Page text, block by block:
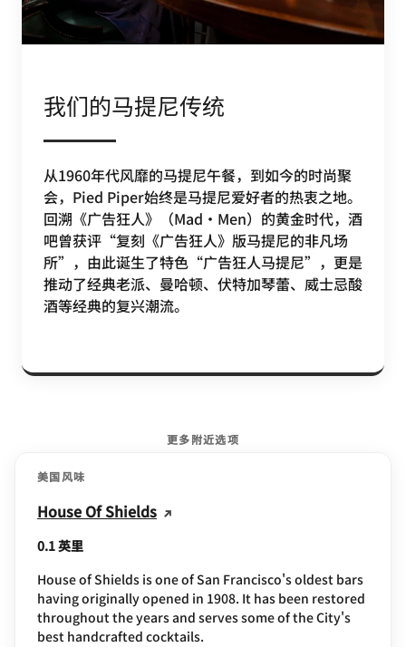
我们的马提尼传统
从1960年代风靡的马提尼午餐，到如今的时尚聚
会，Pied Piper始终是马提尼爱好者的热衷之地。
回溯《广告狂人》（Mad・Men）的黄金时代，酒
吧曾获评“复刻《广告狂人》版马提尼的非凡场
所”，由此诞生了特色“广告狂人马提尼”，更是
推动了经典老派、曼哈顿、伏特加琴蕾、威士忌酸
酒等经典的复兴潮流。
更多附近选项
美国风味
House Of Shields
0.1 英里
House of Shields is one of San Francisco's oldest bars
having originally opened in 1908. It has been restored
throughout the years and serves some of the City's
best handcrafted cocktails.